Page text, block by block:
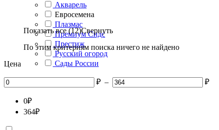
Акварель
Евросемена
Плазмас
Премиум Сидс
Престиж
Русский огород
Сады России
Показать все (12)Свернуть
По этим критериям поиска ничего не найдено
Цена
₽ – ₽
0₽
364₽